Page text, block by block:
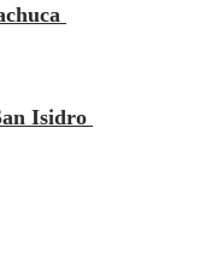
Isidro